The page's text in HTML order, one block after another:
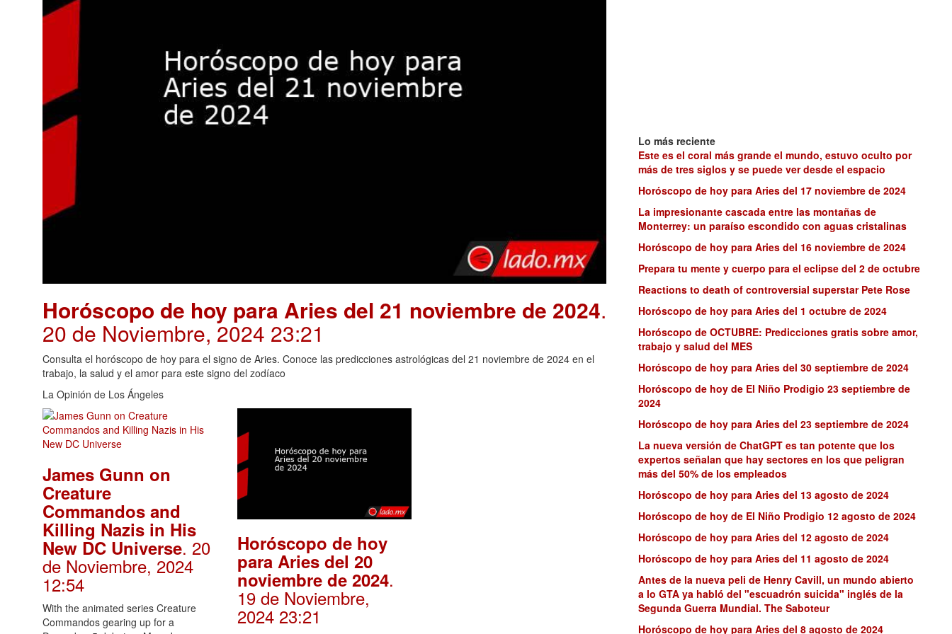
Horóscopo de hoy para Aries del 21 noviembre de 2024.
20 de Noviembre, 2024 23:21
Consulta el horóscopo de hoy para el signo de Aries. Conoce las predicciones astrológicas del 21 noviembre de 2024 en el
trabajo, la salud y el amor para este signo del zodíaco
La Opinión de Los Ángeles
James Gunn on
Creature
Commandos and
Killing Nazis in His
New DC Universe. 20
de Noviembre, 2024
12:54
With the animated series Creature
Commandos gearing up for a
Horóscopo de hoy
para Aries del 20
noviembre de 2024.
19 de Noviembre,
2024 23:21
Lo más reciente
Este es el coral más grande el mundo, estuvo oculto por
más de tres siglos y se puede ver desde el espacio
Horóscopo de hoy para Aries del 17 noviembre de 2024
La impresionante cascada entre las montañas de
Monterrey: un paraíso escondido con aguas cristalinas
Horóscopo de hoy para Aries del 16 noviembre de 2024
Prepara tu mente y cuerpo para el eclipse del 2 de octubre
Reactions to death of controversial superstar Pete Rose
Horóscopo de hoy para Aries del 1 octubre de 2024
Horóscopo de OCTUBRE: Predicciones gratis sobre amor,
trabajo y salud del MES
Horóscopo de hoy para Aries del 30 septiembre de 2024
Horóscopo de hoy de El Niño Prodigio 23 septiembre de
2024
Horóscopo de hoy para Aries del 23 septiembre de 2024
La nueva versión de ChatGPT es tan potente que los
expertos señalan que hay sectores en los que peligran
más del 50% de los empleados
Horóscopo de hoy para Aries del 13 agosto de 2024
Horóscopo de hoy de El Niño Prodigio 12 agosto de 2024
Horóscopo de hoy para Aries del 12 agosto de 2024
Horóscopo de hoy para Aries del 11 agosto de 2024
Antes de la nueva peli de Henry Cavill, un mundo abierto
a lo GTA ya habló del "escuadrón suicida" inglés de la
Segunda Guerra Mundial. The Saboteur
Horóscopo de hoy para Aries del 8 agosto de 2024